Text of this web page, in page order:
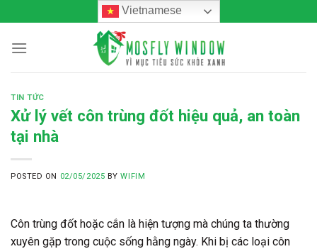
to
content
Vietnamese
TIN TỨC
Xử lý vết côn trùng đốt hiệu quả, an toàn
tại nhà
POSTED ON 02/05/2025 BYWIFIM
Côn trùng đốt hoặc cắn là hiện tượng mà chúng ta thường
xuyên gặp trong cuộc sống hằng ngày. Khi bị các loại côn